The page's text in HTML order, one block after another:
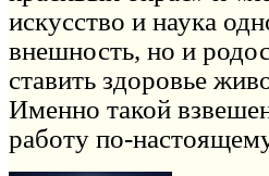
искусство и наука
внешность, но и
ставить здоровье
Именно такой
работу по-